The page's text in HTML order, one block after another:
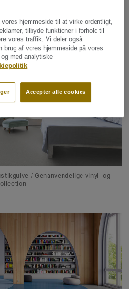
/ Genanvendelige vinyl- og
/ Genanvendelige vinyl- og
hjemmeside til at virke ordentligt,
tilbyde funktioner i forhold til
vores traffik. Vi deler også
brug af vores hjemmeside på vores
med analytiske
Accepter alle cookies